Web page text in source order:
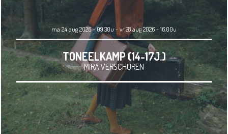
ma 24 aug 2026 - 09.30u - vr 28 aug 2026 - 16.00u
TONEELKAMP (14-17J.)
MIRA VERSCHUREN